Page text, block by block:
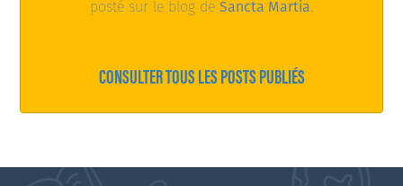
posté sur le blog de Sancta Martia.
CONSULTER TOUS LES POSTS PUBLIÉS